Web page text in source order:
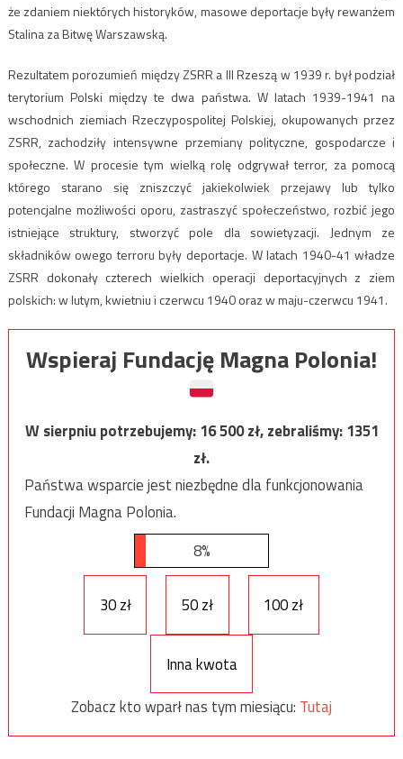
że zdaniem niektórych historyków, masowe deportacje były rewanżem
Stalina za Bitwę Warszawską.
Rezultatem porozumień między ZSRR a III Rzeszą w 1939 r. był podział
terytorium Polski między te dwa państwa. W latach 1939-1941 na
wschodnich ziemiach Rzeczypospolitej Polskiej, okupowanych przez
ZSRR, zachodziły intensywne przemiany polityczne, gospodarcze i
społeczne. W procesie tym wielką rolę odgrywał terror, za pomocą
którego starano się zniszczyć jakiekolwiek przejawy lub tylko
potencjalne możliwości oporu, zastraszyć społeczeństwo, rozbić jego
istniejące struktury, stworzyć pole dla sowietyzacji. Jednym ze
składników owego terroru były deportacje. W latach 1940-41 władze
ZSRR dokonały czterech wielkich operacji deportacyjnych z ziem
polskich: w lutym, kwietniu i czerwcu 1940 oraz w maju-czerwcu 1941.
Wspieraj Fundację Magna Polonia!
W sierpniu potrzebujemy:16 500zł, zebraliśmy:1351
zł.
Państwa wsparcie jest niezbędne dla funkcjonowania
Fundacji Magna Polonia.
8%
30 zł 50 zł 100 zł
Inna kwota
Zobacz kto wparł nas tym miesiącu: Tutaj